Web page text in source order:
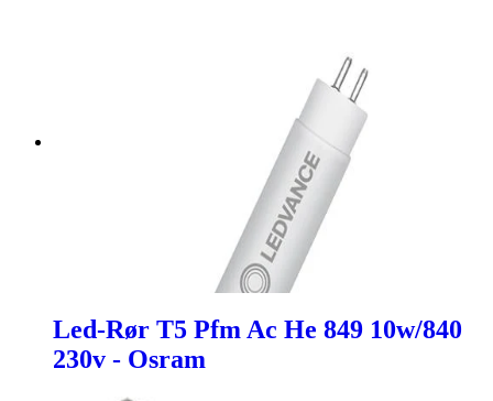
Led-Rør T5 Pfm Ac He 849 10w/840
230v - Osram